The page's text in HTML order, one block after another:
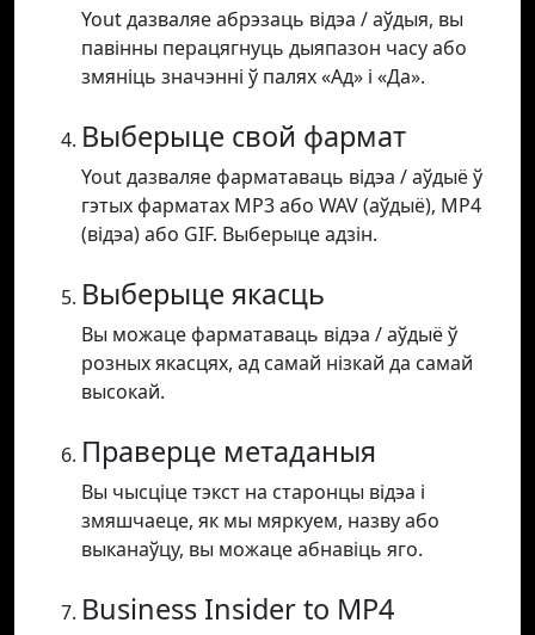
Yout дазваляе абрэзаць відэа / аўдыя, вы
павінны перацягнуць дыяпазон часу або
змяніць значэнні ў палях «Ад» і «Да».
Выберыце свой фармат
Yout дазваляе фарматаваць відэа / аўдыё ў
гэтых фарматах MP3 або WAV (аўдыё), MP4
(відэа) або GIF. Выберыце адзін.
Выберыце якасць
Вы можаце фарматаваць відэа / аўдыё ў
розных якасцях, ад самай нізкай да самай
высокай.
Праверце метаданыя
Вы чысціце тэкст на старонцы відэа і
змяшчаеце, як мы мяркуем, назву або
выканаўцу, вы можаце абнавіць яго.
Business Insider to MP4